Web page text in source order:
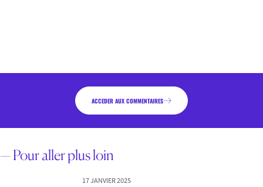
ACCEDER AUX COMMENTAIRES
— Pour aller plus loin
17 JANVIER 2025